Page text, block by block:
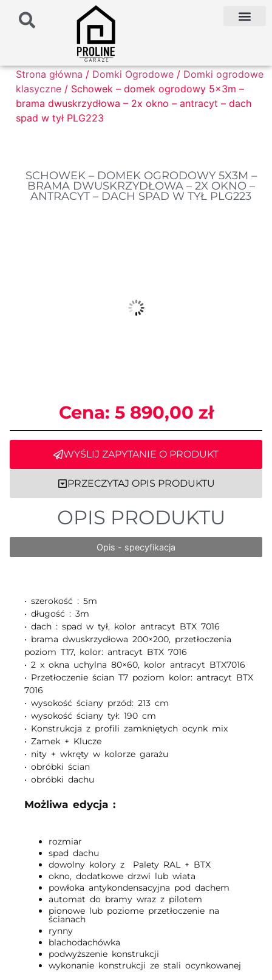
Strona główna / Domki Ogrodowe / Domki ogrodowe
klasyczne / Schowek – domek ogrodowy 5x3m –
brama dwuskrzydłowa – 2x okno – antracyt – dach
spad w tył PLG223
SCHOWEK – DOMEK OGRODOWY 5X3M –
BRAMA DWUSKRZYDŁOWA – 2X OKNO –
ANTRACYT – DACH SPAD W TYŁ PLG223
Cena: 5 890,00 zł
WYŚLIJ ZAPYTANIE O PRODUKT
PRZECZYTAJ OPIS PRODUKTU
OPIS PRODUKTU
Opis - specyfikacja
• szerokość : 5m
• długość : 3m
• dach : spad w tył, kolor antracyt BTX 7016
• brama dwuskrzydłowa 200×200, przetłoczenia
poziom T17, kolor: antracyt BTX 7016
• 2 x okna uchylna 80×60, kolor antracyt BTX7016
• Przetłoczenie ścian T7 poziom kolor: antracyt BTX
7016
• wysokość ściany przód: 213 cm
• wysokość ściany tył: 190 cm
• Konstrukcja z profili zamkniętych ocynk mix
• Zamek + Klucze
• nity + wkręty w kolorze garażu
• obróbki ścian
Możliwa edycja :
rozmiar
spad dachu
dowolny kolory z Palety RAL + BTX
okno, dodatkowe drzwi lub wiata
powłoka antykondensacyjna pod dachem
automat do bramy wraz z pilotem
pionowe lub poziome przetłoczenie na
ścianach
rynny
blachodachówka
podwyższenie konstrukcji
wykonanie konstrukcji ze stali ocynkowanej